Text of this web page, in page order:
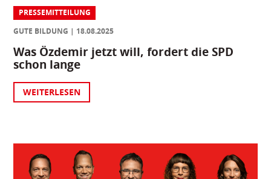
PRESSEMITTEILUNG
GUTE BILDUNG
18.08.2025
Was Özdemir jetzt will, fordert die SPD
schon lange
WEITERLESEN